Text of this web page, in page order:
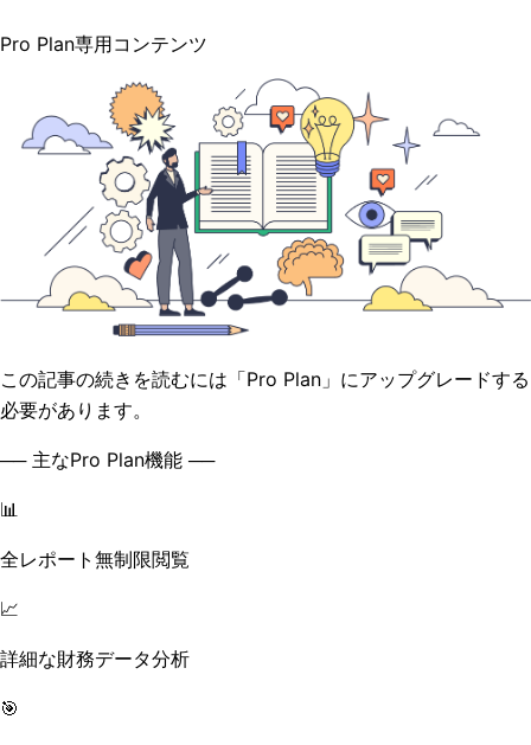
Pro Plan専用コンテンツ
この記事の続きを読むには「Pro Plan」にアップグレードする
必要があります。
── 主なPro Plan機能 ──
📊
全レポート無制限閲覧
📈
詳細な財務データ分析
🎯